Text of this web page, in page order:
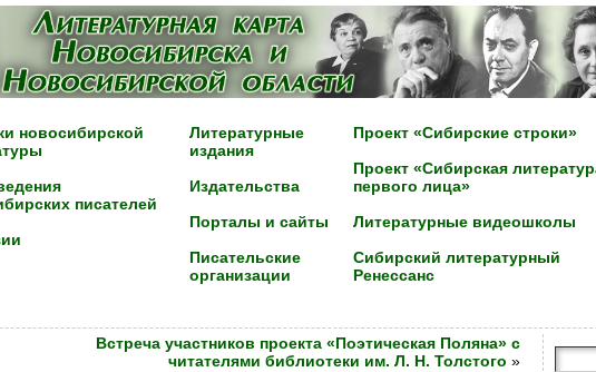
новосибирской
писателей
Литературные
издания
Издательства
Порталы и сайты
Писательские
организации
Проект «Сибирские строки»
Проект «Сибирская
первого лица»
Литературные видеошколы
Сибирский литературный
Ренессанс
Встреча участников проекта «Поэтическая Поляна» с
читателями библиотеки им. Л. Н. Толстого »